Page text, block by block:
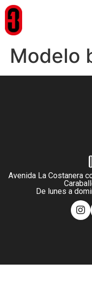
Modelo
Avenida La Costanera
De lunes a